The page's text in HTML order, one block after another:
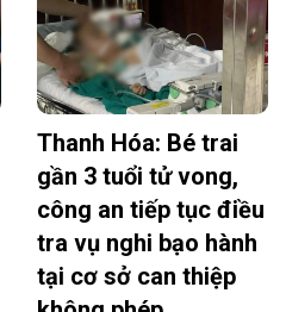
Thanh Hóa: Bé trai
gần 3 tuổi tử vong,
công an tiếp tục điều
tra vụ nghi bạo hành
tại cơ sở can thiệp